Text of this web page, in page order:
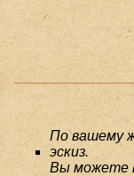
По вашему
эскиз.
Вы можете